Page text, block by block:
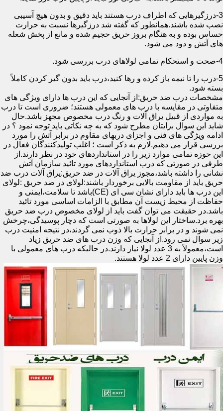
3-درزگیرهایی که اطراف درب هستند باید دقیق و بدون هیچ آسیبی
نصب شده باشند.همانطور که گفته شد درزگیرها نسبت به حرارت
حساس بوده و به هنگام بروز حریق حجیم شده و مانع از پخش شعله
های آتش و دود می شود.
4-صحت و استحکام تمامی لولاهای درب بررسی شود.
5-درب را تا نیمه باز کرده و رها کنید،درب باید بدون گیر کردن کاملاً
بسته شود.
مشخصات درب ضد حریق:از آنجایی که این درب ها دارای ویژگی های
متفاوتی در مقایسه با درب های معمولی هستند؛ ضروری است تا درب
به مواردی از قبیل یراق آلات و رنگ درب مخصوص مجهز باشد.حال
شاید این سوال برایتان مطرح شود که به چه نکاتی باید توجه نمود ؟ در
ادامه ویژگی های فنی و اجزای دربهای مقاوم در برابر آتش را مورد
بررسی قرار می دهیم.لازم به ذکر است ؛ اغلب تولیدکنندگان فعال در
این حوزه تمامی موارد زیر را در استانداردهای خود در نظر دارند.از
طرفی در صورتی که درب استانداردهای مورد تائید سازمان آتش
نشانی را داشته باشد،مجوز یراق آلات در ضد حریق:یراق آلات درب ضد
حریق باید از مقاومت بالایی برخوردار باشند:لولای در ضد حریق :لولای
این درب ها باید دارای نشان سی ای (CE)باشد تا سلامت،ایمنی و
حفاظت از محیط زیست آن مطابق با الزامات اساسی مورد تائید
باشد.در حقیقت می توان گفت باید از لولای مخصوص درب ضد حریق
بهره برد.ساختار این لولاها به صورتی است که دچار پوسیدگی،چرخش
نمی شوند و در برابر حرارت بالا ذوب نمی گردند،در نتیجه امنیت درب
زیر سوال نمی رود.از آنجایی که وزن درب های ضد حریق زیاد
است،معمولاً به 3 عدد لولا نیاز دارند.در حالیکه درب های معمولی با
وزن پایین دارای 2 عدد لولا هستند.